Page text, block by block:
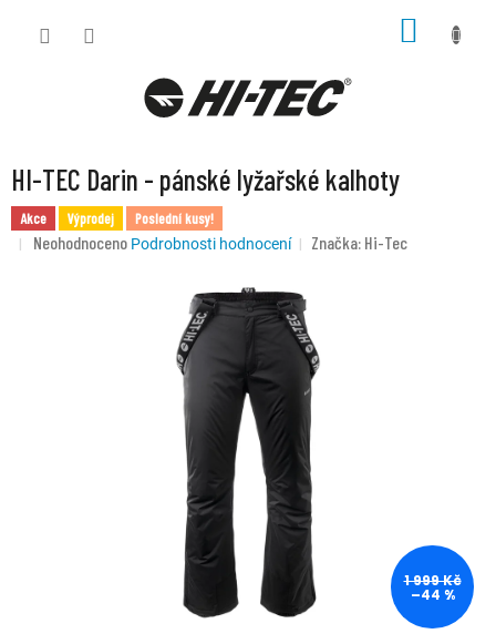
HI-TEC Darin - pánské lyžařské kalhoty
Akce Výprodej Poslední kusy!
Průměrné
Neohodnoceno Podrobnosti hodnocení Značka: Hi-Tec
1 999 Kč
–44 %